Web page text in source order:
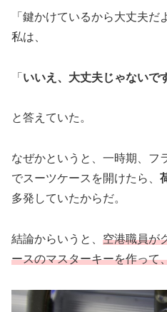
「鍵かけているから大丈夫だ
私は、
「 いいえ、大丈夫じゃないで
と答えていた。
なぜかというと、一時期、フ
でスーツケースを開けたら、
多発していたからだ。
結論からいうと、 空港職員が
ースのマスターキーを作って